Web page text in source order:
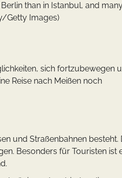
than in Istanbul, and
Getty Images)
sich fortzubewegen
Reise nach Meißen noch
und Straßenbahnen besteht.
Besonders für Touristen ist